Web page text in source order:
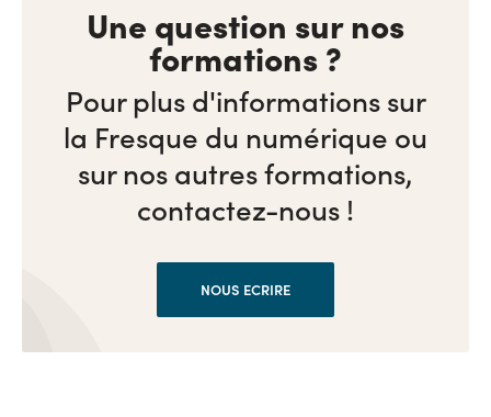
Une question sur nos
formations ?
Pour plus d'informations sur
la Fresque du numérique ou
sur nos autres formations,
contactez-nous !
NOUS ECRIRE